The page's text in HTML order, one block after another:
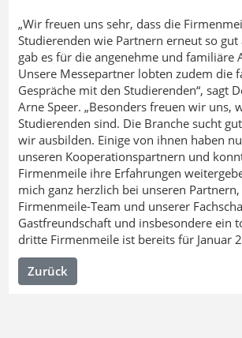
„Wir freuen uns sehr, dass die
Studierenden wie Partnern erneut so gut
gab es für die angenehme und familiäre
Unsere Messepartner lobten zudem die
Gespräche mit den Studierenden“, sagt
Arne Speer. „Besonders freuen wir uns,
Studierenden sind. Die Branche sucht
wir ausbilden. Einige von ihnen haben
unseren Kooperationspartnern und
Firmenmeile ihre Erfahrungen
mich ganz herzlich bei unseren
Firmenmeile-Team und unserer
Gastfreundschaft und insbesondere ein
dritte Firmenmeile ist bereits für Januar
Zurück